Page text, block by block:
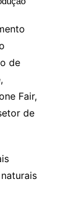
de
Fair,
de